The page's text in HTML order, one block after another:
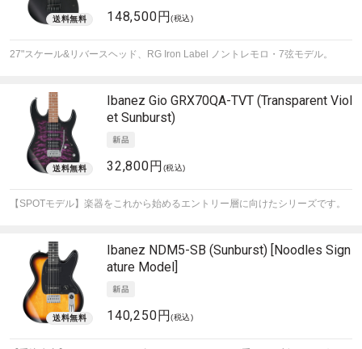
148,500円(税込)
27"スケール&リバースヘッド、RG Iron Label ノントレモロ・7弦モデル。
Ibanez Gio GRX70QA-TVT (Transparent Viol
et Sunburst)
32,800円 (税込)
【SPOTモデル】楽器をこれから始めるエントリー層に向けたシリーズです。
Ibanez NDM5-SB (Sunburst) [Noodles Sign
ature Model]
140,250円(税込)